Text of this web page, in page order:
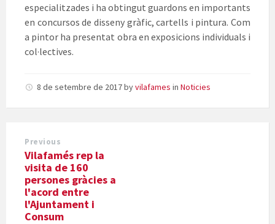
especialitzades i ha obtingut guardons en importants
en concursos de disseny gràfic, cartells i pintura. Com
a pintor ha presentat obra en exposicions individuals i
col·lectives.
8 de setembre de 2017byvilafames in Noticies
Previous
Vilafamés rep la
visita de 160
persones gràcies a
l'acord entre
l'Ajuntament i
Consum